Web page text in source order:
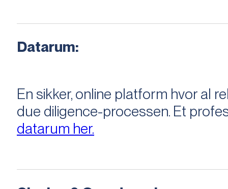
Datarum:
En sikker, online platform hvor al
due diligence-processen. Et
datarum her.